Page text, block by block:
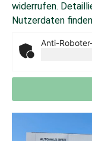
widerrufen.
Nutzerdaten
Anti-